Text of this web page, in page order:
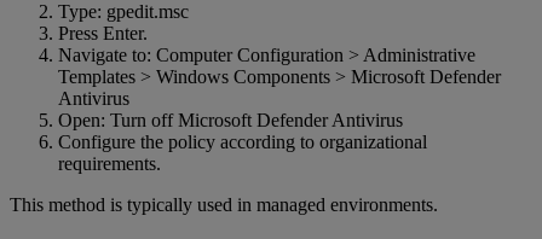
Type: gpedit.msc
Press Enter.
Navigate to: Computer Configuration > Administrative
Templates > Windows Components > Microsoft Defender
Antivirus
Open: Turn off Microsoft Defender Antivirus
Configure the policy according to organizational
requirements.
This method is typically used in managed environments.